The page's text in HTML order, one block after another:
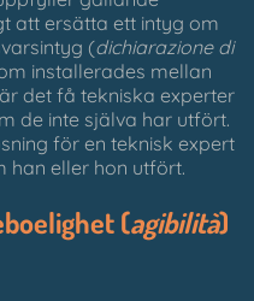
att ersätta ett intyg om
(dichiarazione di
installerades mellan
det få tekniska experter
de inte själva har utfört.
för en teknisk expert
han eller hon utfört.
(agibilità)